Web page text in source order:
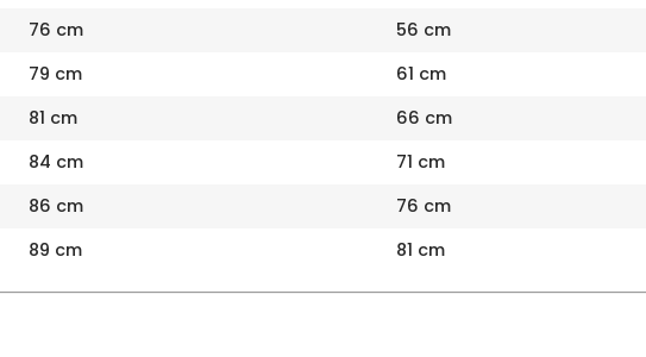
76 cm 56 cm
79 cm 61 cm
81 cm 66 cm
84 cm 71 cm
86 cm 76 cm
89 cm 81 cm